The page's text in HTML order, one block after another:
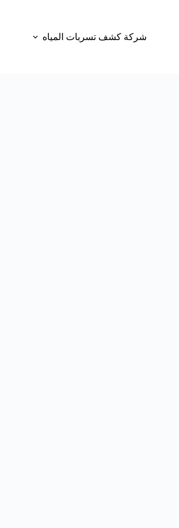
شركة كشف تسربات المياه